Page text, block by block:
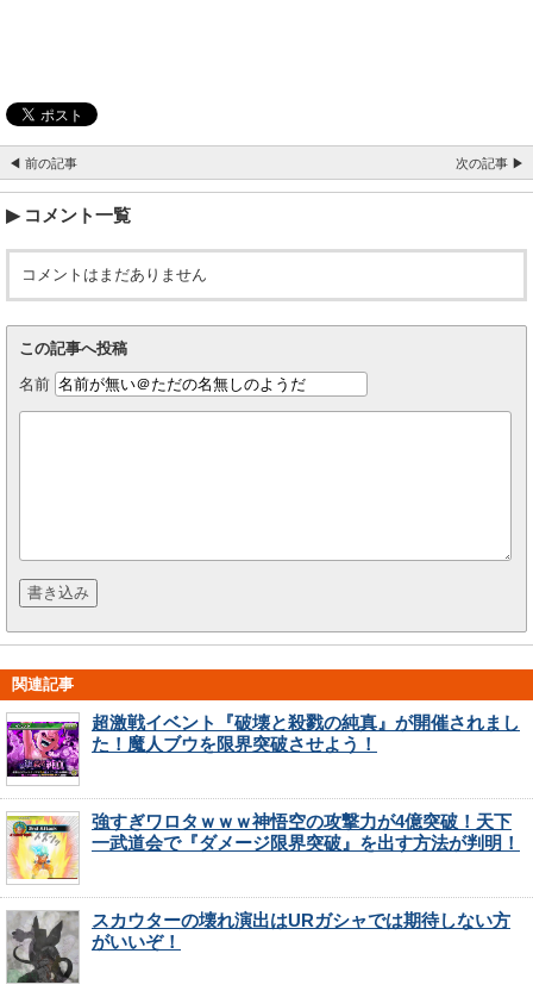
◀ 前の記事 次の記事 ▶
コメント一覧
コメントはまだありません
この記事へ投稿
名前
関連記事
超激戦イベント『破壊と殺戮の純真』が開催されまし
た！魔人ブウを限界突破させよう！
強すぎワロタｗｗｗ神悟空の攻撃力が4億突破！天下
一武道会で『ダメージ限界突破』を出す方法が判明！
スカウターの壊れ演出はURガシャでは期待しない方
がいいぞ！